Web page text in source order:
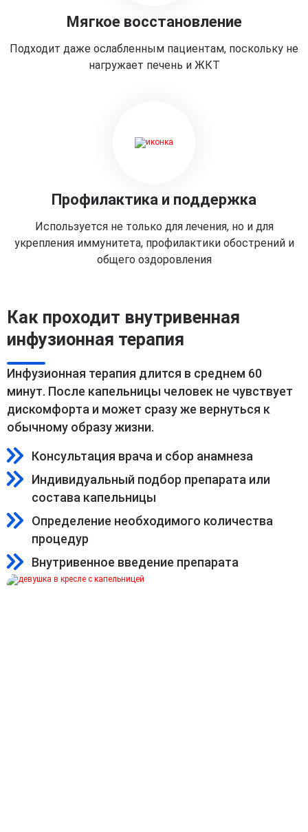
Мягкое восстановление
Подходит даже ослабленным пациентам, поскольку не
нагружает печень и ЖКТ
Профилактика и поддержка
Используется не только для лечения, но и для
укрепления иммунитета, профилактики обострений и
общего оздоровления
Как проходит внутривенная
инфузионная терапия
Инфузионная терапия длится в среднем 60
минут. После капельницы человек не чувствует
дискомфорта и может сразу же вернуться к
обычному образу жизни.
Консультация врача и сбор анамнеза
Индивидуальный подбор препарата или
состава капельницы
Определение необходимого количества
процедур
Внутривенное введение препарата